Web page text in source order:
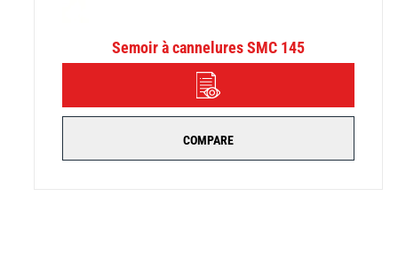
Semoir à cannelures SMC 145
COMPARE
DÉTAILS